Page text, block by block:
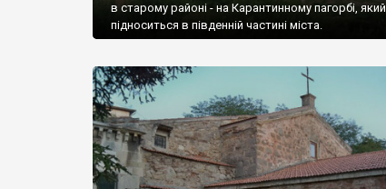
в старому районі - на Карантинному пагорбі, який
підноситься в південній частині міста.